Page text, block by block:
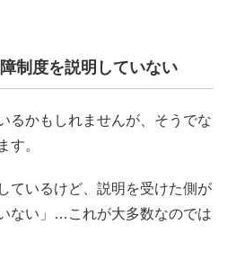
制度を説明していない
るかもしれませんが、そうでな
す。
ているけど、説明を受けた側が
ない」…これが大多数なのでは